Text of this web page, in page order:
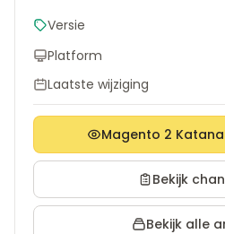
Versie
Platform
Laatste wijziging
Magento 2
Bekijk
Bekijk alle